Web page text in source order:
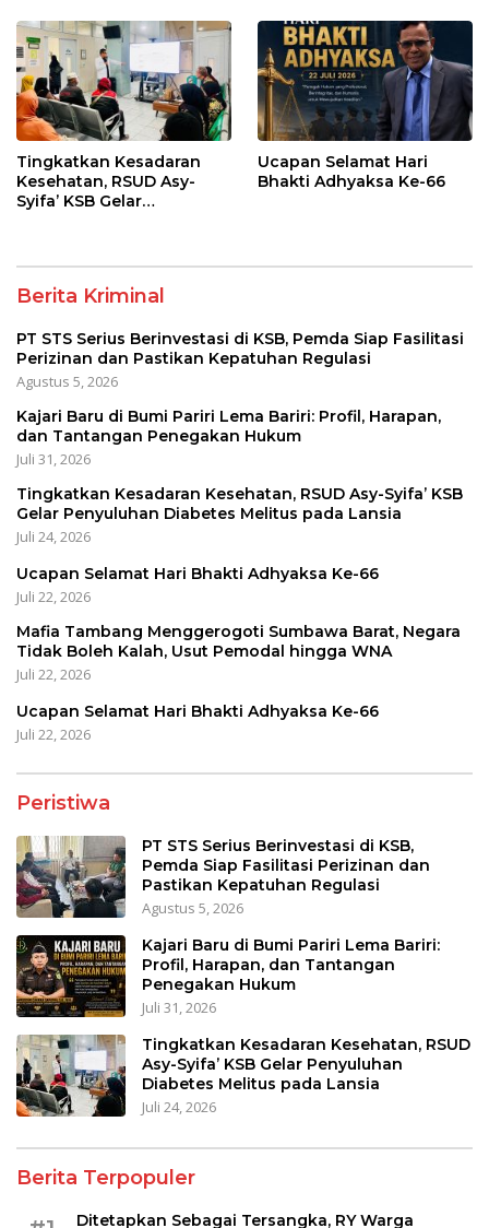
Regulasi
Tingkatkan Kesadaran
Kesehatan, RSUD Asy-
Syifa’ KSB Gelar
Ucapan Selamat Hari
Bhakti Adhyaksa Ke-66
Berita Kriminal
PT STS Serius Berinvestasi di KSB, Pemda Siap Fasilitasi
Perizinan dan Pastikan Kepatuhan Regulasi
Agustus 5, 2026
Kajari Baru di Bumi Pariri Lema Bariri: Profil, Harapan,
dan Tantangan Penegakan Hukum
Juli 31, 2026
Tingkatkan Kesadaran Kesehatan, RSUD Asy-Syifa’ KSB
Gelar Penyuluhan Diabetes Melitus pada Lansia
Juli 24, 2026
Ucapan Selamat Hari Bhakti Adhyaksa Ke-66
Juli 22, 2026
Mafia Tambang Menggerogoti Sumbawa Barat, Negara
Tidak Boleh Kalah, Usut Pemodal hingga WNA
Juli 22, 2026
Ucapan Selamat Hari Bhakti Adhyaksa Ke-66
Juli 22, 2026
Peristiwa
PT STS Serius Berinvestasi di KSB,
Pemda Siap Fasilitasi Perizinan dan
Pastikan Kepatuhan Regulasi
Agustus 5, 2026
Kajari Baru di Bumi Pariri Lema Bariri:
Profil, Harapan, dan Tantangan
Penegakan Hukum
Juli 31, 2026
Tingkatkan Kesadaran Kesehatan, RSUD
Asy-Syifa’ KSB Gelar Penyuluhan
Diabetes Melitus pada Lansia
Juli 24, 2026
Berita Terpopuler
Ditetapkan Sebagai Tersangka, RY Warga